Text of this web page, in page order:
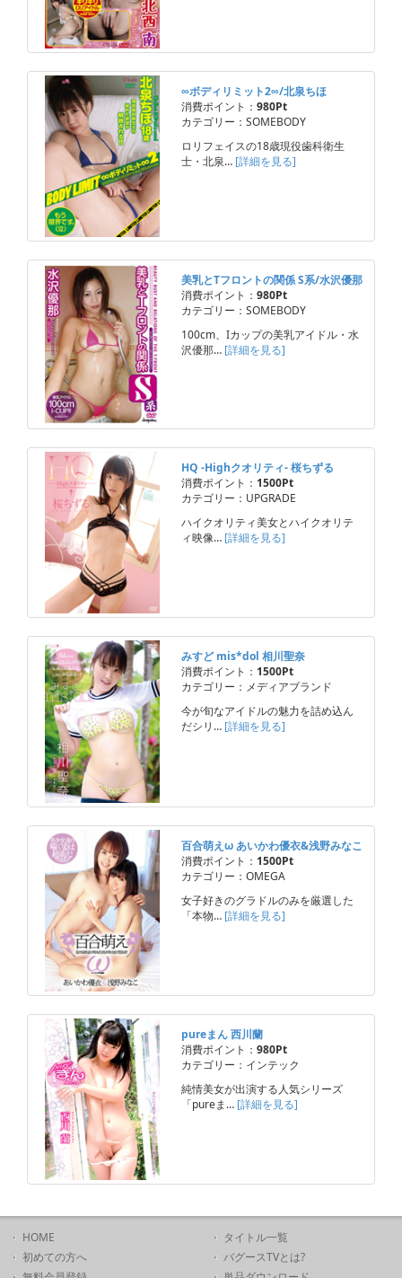
∞ボディリミット2∞/北泉ちほ
消費ポイント： 980Pt
カテゴリー：SOMEBODY
ロリフェイスの18歳現役歯科衛生
士・北泉… [詳細を見る]
美乳とTフロントの関係 S系/水沢優那
消費ポイント： 980Pt
カテゴリー：SOMEBODY
100cm、Iカップの美乳アイドル・水
沢優那… [詳細を見る]
HQ -Highクオリティ- 桜ちずる
消費ポイント： 1500Pt
カテゴリー：UPGRADE
ハイクオリティ美女とハイクオリテ
ィ映像… [詳細を見る]
みすど mis*dol 相川聖奈
消費ポイント： 1500Pt
カテゴリー：メディアブランド
今が旬なアイドルの魅力を詰め込ん
だシリ… [詳細を見る]
百合萌えω あいかわ優衣&浅野みなこ
消費ポイント： 1500Pt
カテゴリー：OMEGA
女子好きのグラドルのみを厳選した
「本物… [詳細を見る]
pureまん 西川蘭
消費ポイント： 980Pt
カテゴリー：インテック
純情美女が出演する人気シリーズ
「pureま… [詳細を見る]
HOME
初めての方へ
タイトル一覧
バグースTVとは?